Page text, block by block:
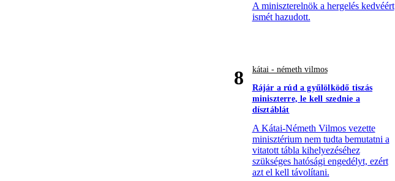
A miniszterelnök a hergelés kedvéért
ismét hazudott.
8
kátai - németh vilmos
Rájár a rúd a gyűlölködő tiszás
miniszterre, le kell szednie a
dísztáblát
A Kátai-Németh Vilmos vezette
minisztérium nem tudta bemutatni a
vitatott tábla kihelyezéséhez
szükséges hatósági engedélyt, ezért
azt el kell távolítani.